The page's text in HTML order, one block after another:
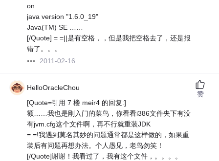
on
java version "1.6.0_19"
Java(TM) SE ……
[/Quote] = =||是有空格，，但是我把空格去了，还是报
错了。。。
2011-02-16
HelloOracleChou
[Quote=引用 7 楼 meir4 的回复:]
额……我也是刚入门的菜鸟，你看看i386文件夹下有没
有jvm.cfg这个文件啊，再不行就重装JDK
= =!我遇到莫名其妙的问题通常都是这样做的，如果重
装后有问题再想办法。个人愚见，老鸟勿笑！
[/Quote]谢谢！我看过了，我有这个文件，。。。。
赞